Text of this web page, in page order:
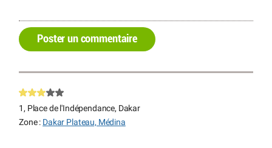
Poster un commentaire
1, Place de l'Indépendance, Dakar
Zone : Dakar Plateau, Médina